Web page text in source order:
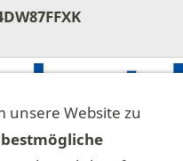
unsere Website zu
bestmögliche